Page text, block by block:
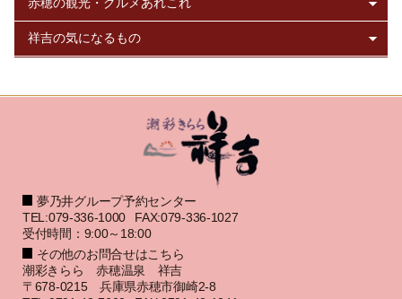
夢乃井グループ予約センター
TEL:079-336-1000
FAX:079-336-1027
受付時間：9:00～18:00
その他のお問合せはこちら
潮彩きらら 赤穂温泉 祥吉
〒678-0215 兵庫県赤穂市御崎2-8